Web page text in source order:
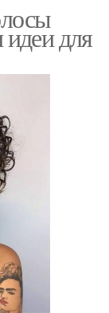
для волос
вьющиеся и
для